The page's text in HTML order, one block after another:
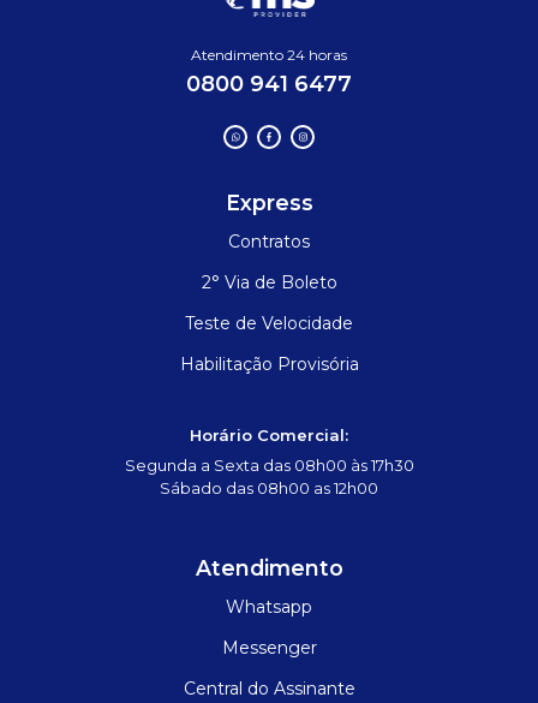
Atendimento 24 horas
0800 941 6477
Express
Contratos
2° Via de Boleto
Teste de Velocidade
Habilitação Provisória
Horário Comercial:
Segunda a Sexta das 08h00 às 17h30
Sábado das 08h00 as 12h00
Atendimento
Whatsapp
Messenger
Central do Assinante